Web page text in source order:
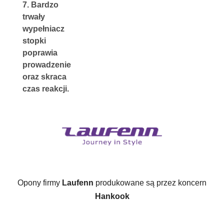
7. Bardzo
trwały
wypełniacz
stopki
poprawia
prowadzenie
oraz skraca
czas reakcji.
Opony firmy Laufenn
Hankook